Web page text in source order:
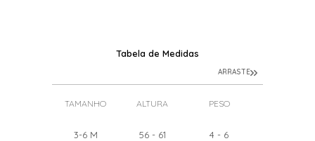
Tabela de Medidas
TAMANHO ALTURA PESO
3-6 M 56- 61 4 - 6
ARRASTE